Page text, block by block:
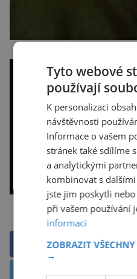
Sdílet na
Tyto webové
používají
K personalizaci
návštěvnosti
Informace o vašem
stránek také sdílíme
a analytickými
kombinovat s
jste jim poskytli
při vašem používání
informací
ZOBRAZIT
→